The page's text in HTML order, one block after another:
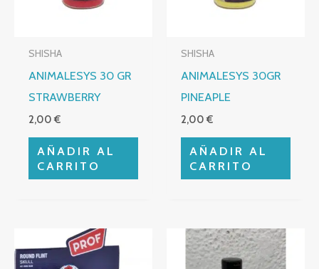
SHISHA
ANIMALESYS 30 GR
STRAWBERRY
2,00€
AÑADIR AL
CARRITO
SHISHA
ANIMALESYS 30GR
PINEAPLE
2,00€
AÑADIR AL
CARRITO